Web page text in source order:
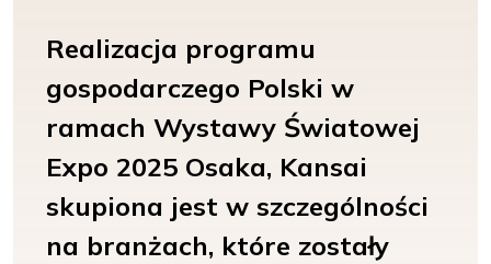
Realizacja programu
gospodarczego Polski w
ramach Wystawy Światowej
Expo 2025 Osaka, Kansai
skupiona jest w szczególności
na branżach, które zostały